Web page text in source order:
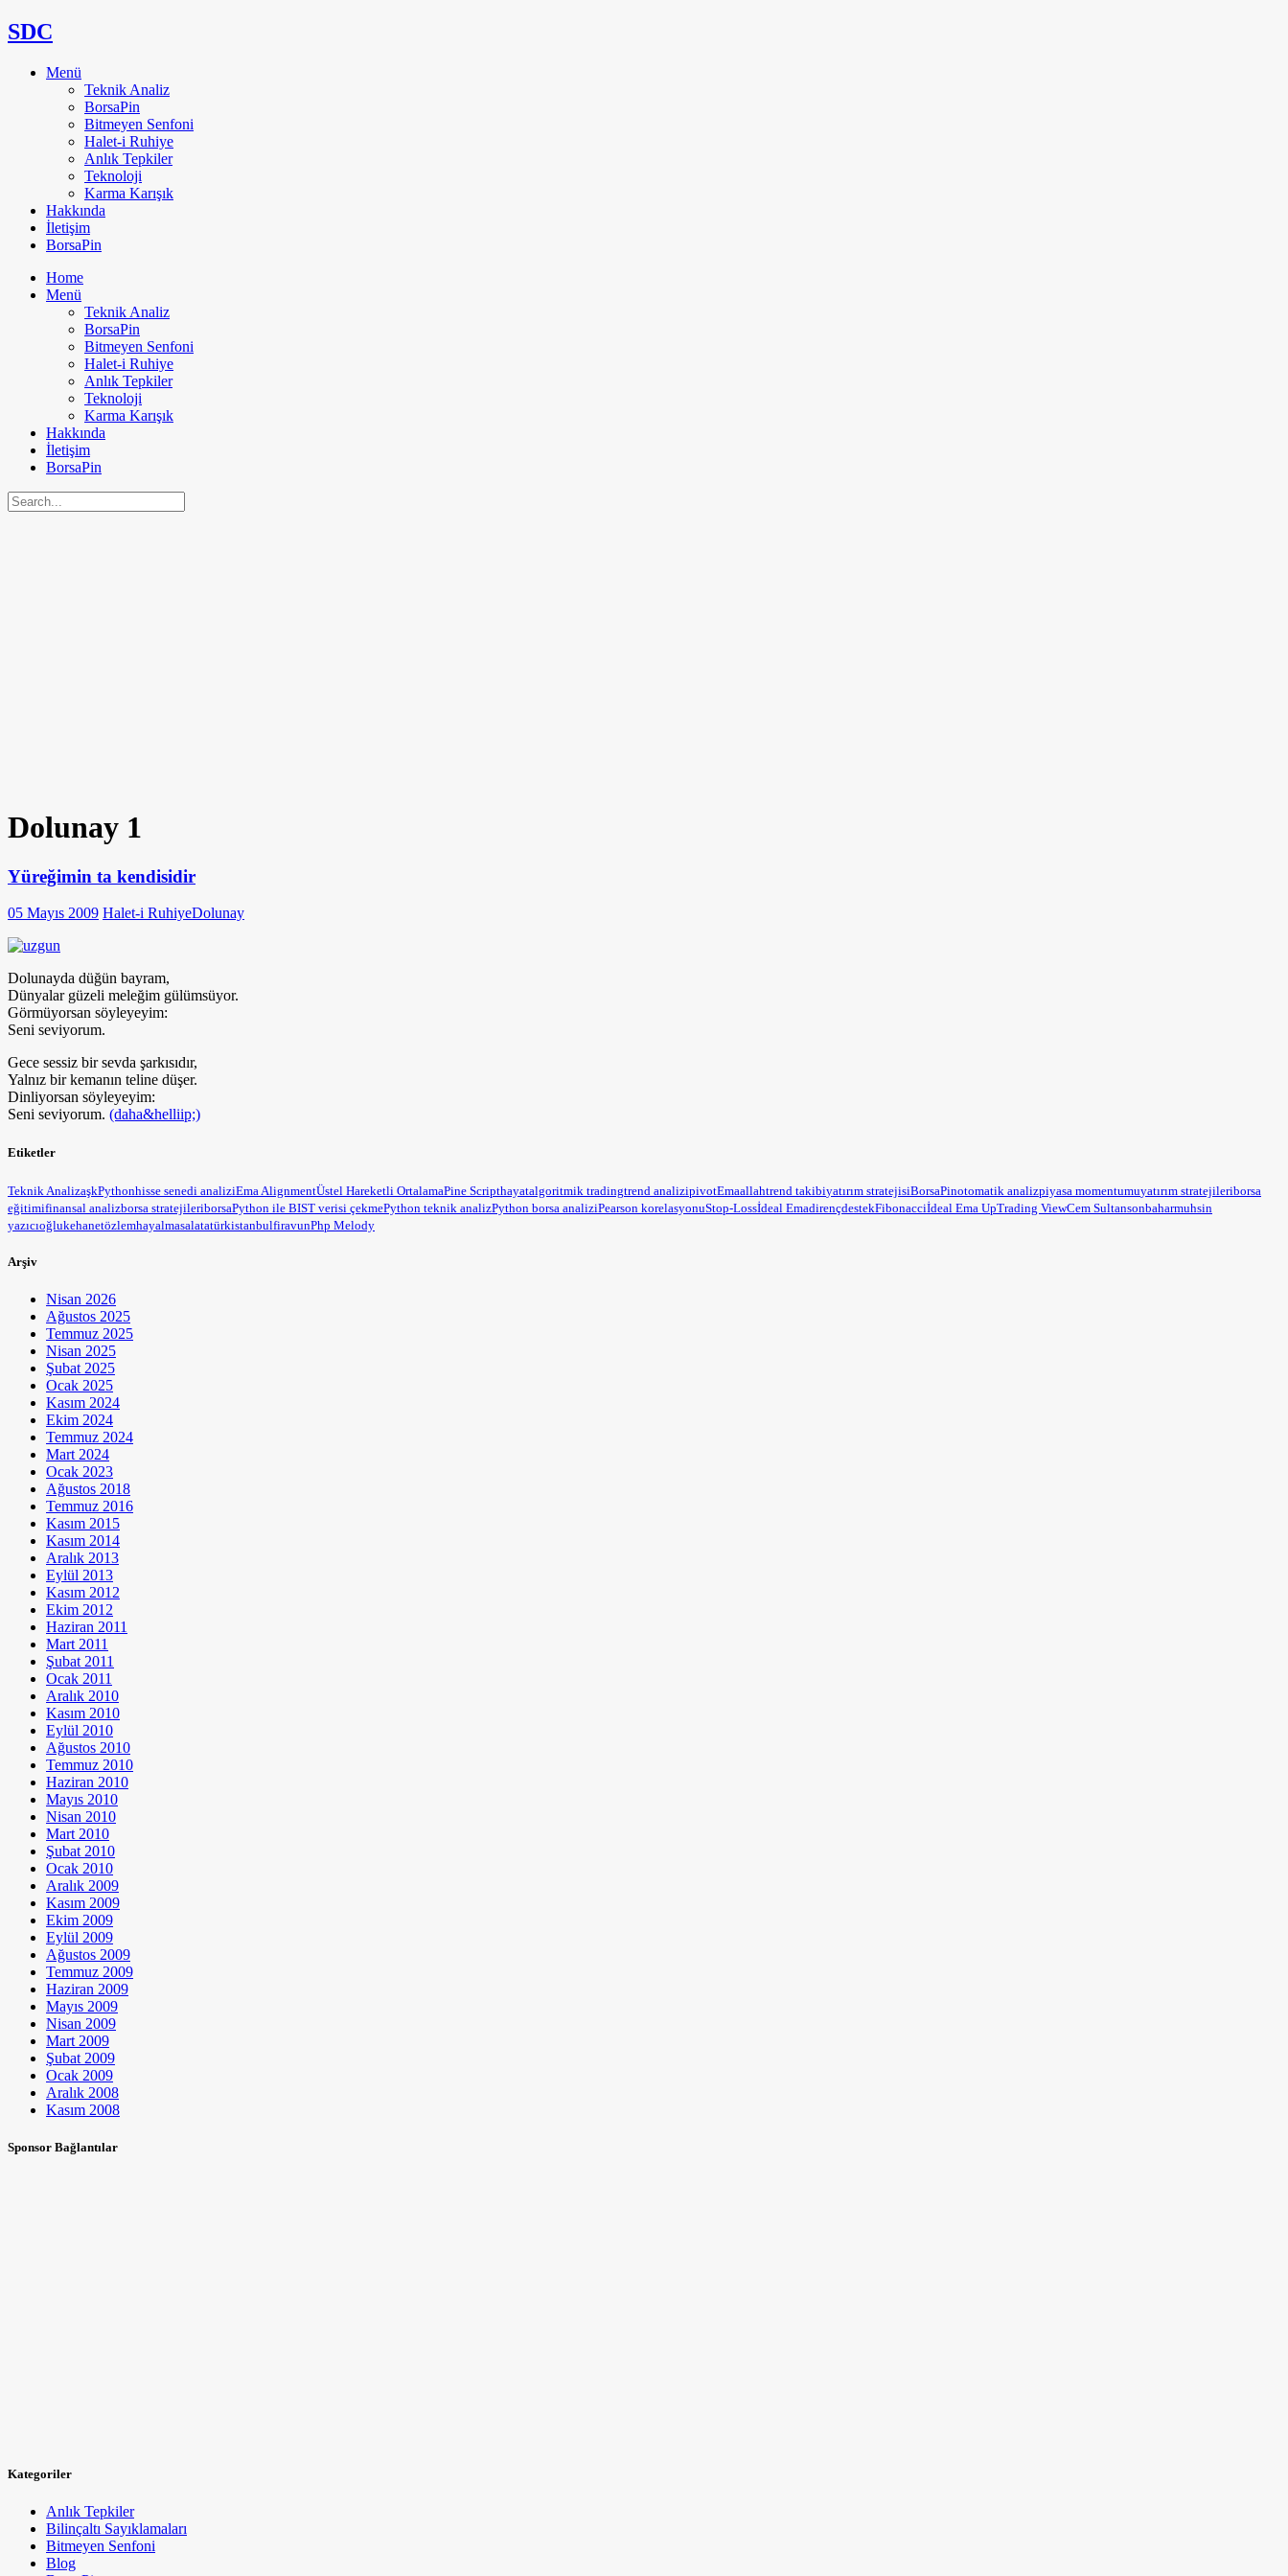
SDC
Menü
Teknik Analiz
BorsaPin
Bitmeyen Senfoni
Halet-i Ruhiye
Anlık Tepkiler
Teknoloji
Karma Karışık
Hakkında
İletişim
BorsaPin
Home
Menü
Teknik Analiz
BorsaPin
Bitmeyen Senfoni
Halet-i Ruhiye
Anlık Tepkiler
Teknoloji
Karma Karışık
Hakkında
İletişim
BorsaPin
Dolunay 1
Yüreğimin ta kendisidir
05 Mayıs 2009 Halet-i RuhiyeDolunay
Dolunayda düğün bayram,
Dünyalar güzeli meleğim gülümsüyor.
Görmüyorsan söyleyeyim:
Seni seviyorum.
Gece sessiz bir sevda şarkısıdır,
Yalnız bir kemanın teline düşer.
Dinliyorsan söyleyeyim:
Seni seviyorum. (daha&helliip;)
Etiketler
Teknik AnalizaşkPythonhisse senedi analiziEma AlignmentÜstel Hareketli OrtalamaPine Scripthayatalgoritmik tradingtrend analizipivotEmaallahtrend takibiyatırım stratejisiBorsaPinotomatik analizpiyasa momentumuyatırım stratejileriborsa
eğitimifinansal analizborsa stratejileriborsaPython ile BIST verisi çekmePython teknik analizPython borsa analiziPearson korelasyonuStop-Lossİdeal EmadirençdestekFibonacciİdeal Ema UpTrading ViewCem Sultansonbaharmuhsin
yazıcıoğlukehanetözlemhayalmasalatatürkistanbulfiravunPhp Melody
Arşiv
Nisan 2026
Ağustos 2025
Temmuz 2025
Nisan 2025
Şubat 2025
Ocak 2025
Kasım 2024
Ekim 2024
Temmuz 2024
Mart 2024
Ocak 2023
Ağustos 2018
Temmuz 2016
Kasım 2015
Kasım 2014
Aralık 2013
Eylül 2013
Kasım 2012
Ekim 2012
Haziran 2011
Mart 2011
Şubat 2011
Ocak 2011
Aralık 2010
Kasım 2010
Eylül 2010
Ağustos 2010
Temmuz 2010
Haziran 2010
Mayıs 2010
Nisan 2010
Mart 2010
Şubat 2010
Ocak 2010
Aralık 2009
Kasım 2009
Ekim 2009
Eylül 2009
Ağustos 2009
Temmuz 2009
Haziran 2009
Mayıs 2009
Nisan 2009
Mart 2009
Şubat 2009
Ocak 2009
Aralık 2008
Kasım 2008
Sponsor Bağlantılar
Kategoriler
Anlık Tepkiler
Bilinçaltı Sayıklamaları
Bitmeyen Senfoni
Blog